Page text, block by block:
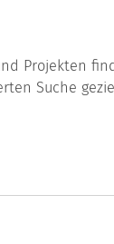
Projekten
Suche